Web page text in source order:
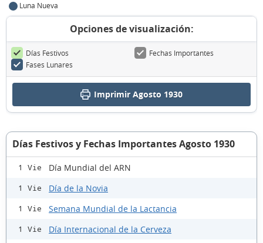
Luna Nueva
Opciones de visualización:
Días Festivos
Fechas Importantes
Fases Lunares
Imprimir Agosto 1930
Días Festivos y Fechas Importantes Agosto 1930
1 Vie Día Mundial del ARN
1 Vie Día de la Novia
1 Vie Semana Mundial de la Lactancia
1 Vie Día Internacional de la Cerveza